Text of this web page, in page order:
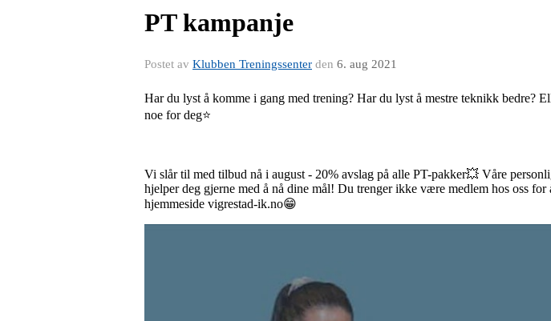
PT kampanje
Postet av Klubben Treningssenter den 6. aug 2021
Har du lyst å komme i gang med trening? Har du lyst å mestre teknikk bedre?
noe for deg⭐️
Vi slår til med tilbud nå i august - 20% avslag på alle PT-pakker💥 Våre
hjelper deg gjerne med å nå dine mål! Du trenger ikke være medlem hos oss
hjemmeside vigrestad-ik.no😁